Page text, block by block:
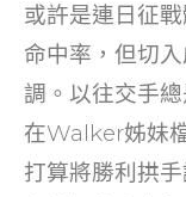
或許是連日征
命中率，但切
調。以往交手
在Walker姊妹
打算將勝利拱